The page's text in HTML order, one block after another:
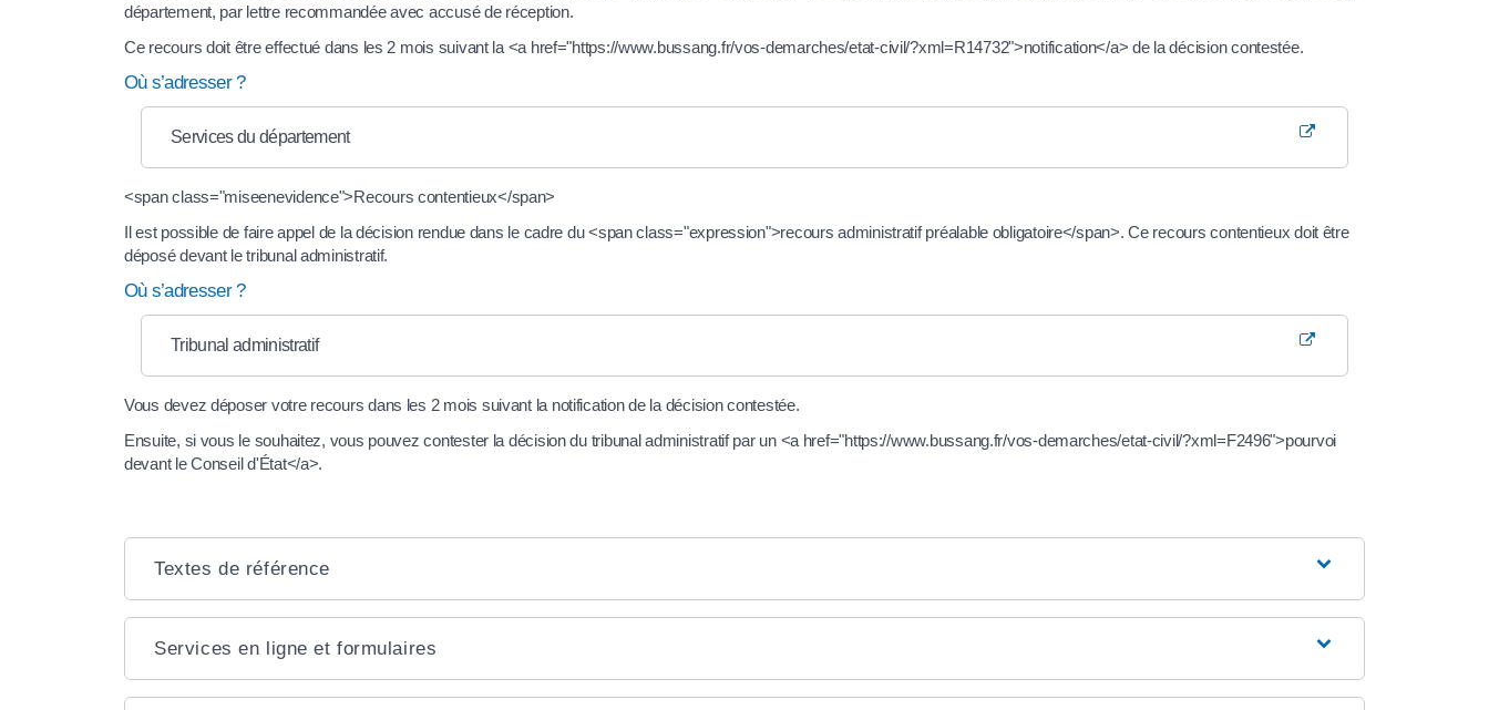
département, par lettre recommandée avec accusé de réception.
Ce recours doit être effectué dans les 2 mois suivant la <a href="https://www.bussang.fr/vos-demarches/etat-civil/?xml=R14732">notification</a> de la décision contestée.
Où s’adresser ?
Services du département
<span class="miseenevidence">Recours contentieux</span>
Il est possible de faire appel de la décision rendue dans le cadre du <span class="expression">recours administratif préalable obligatoire</span>. Ce recours contentieux doit être
déposé devant le tribunal administratif.
Où s’adresser ?
Tribunal administratif
Vous devez déposer votre recours dans les 2 mois suivant la notification de la décision contestée.
Ensuite, si vous le souhaitez, vous pouvez contester la décision du tribunal administratif par un <a href="https://www.bussang.fr/vos-demarches/etat-civil/?xml=F2496">pourvoi
devant le Conseil d'État</a>.
Textes de référence
Services en ligne et formulaires